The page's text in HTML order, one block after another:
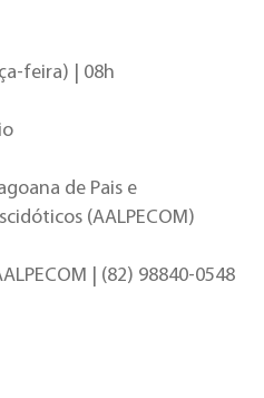
feira) | 08h
de Pais e
(AALPECOM)
| (82) 98840-0548